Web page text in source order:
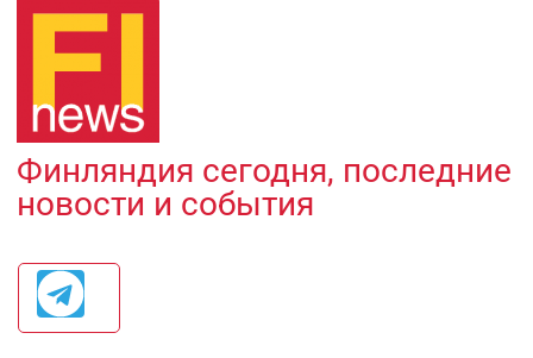
Финляндия сегодня, последние
новости и события